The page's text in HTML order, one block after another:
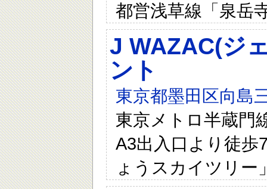
都営浅草線「泉岳
J WAZAC(ジ
ント
東京都墨田区向島
東京メトロ半蔵門
A3出入口より徒
ょうスカイツリー